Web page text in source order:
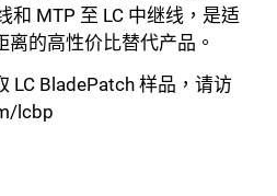
和 MTP 至 LC 中继线，是适
的高性价比替代产品。
LC BladePatch 样品，请访
lcbp